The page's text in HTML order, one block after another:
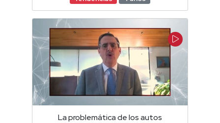
La problemática de los autos